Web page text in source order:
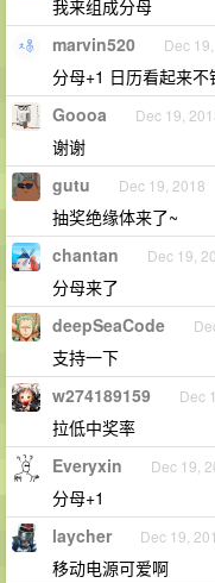
我来组成分母
marvin520 Dec
分母+1 日历看起来不
Goooa Dec 19,
谢谢
gutu Dec 19, 2018
抽奖绝缘体来了~
chantan Dec 19,
分母来了
deepSeaCode
支持一下
w274189159 Dec
拉低中奖率
Everyxin Dec 19,
分母+1
laycher Dec 19,
移动电源可爱啊